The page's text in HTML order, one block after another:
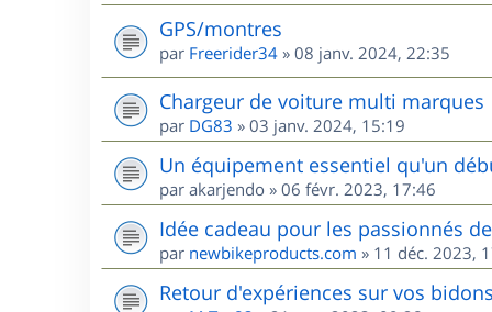
GPS/montres
par Freerider34 » 08 janv. 2024, 22:35
Chargeur de voiture multi marques
par DG83 » 03 janv. 2024, 15:19
Un équipement essentiel qu'un
par akarjendo » 06 févr. 2023, 17:46
Idée cadeau pour les passionnés de
par newbikeproducts.com » 11 déc. 2023,
Retour d'expériences sur vos